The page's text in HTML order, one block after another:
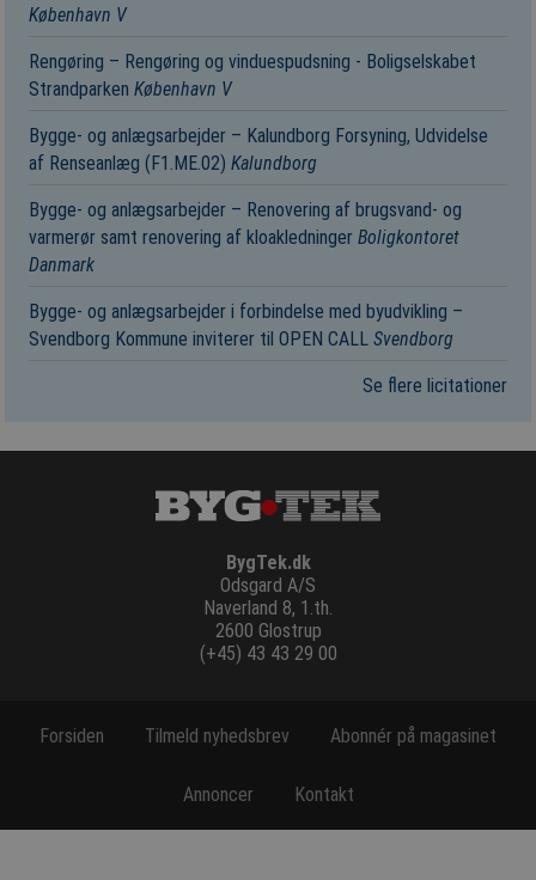
København V
Rengøring – Rengøring og vinduespudsning - Boligselskabet
StrandparkenKøbenhavn V
Bygge- og anlægsarbejder – Kalundborg Forsyning, Udvidelse
af Renseanlæg (F1.ME.02)Kalundborg
Bygge- og anlægsarbejder – Renovering af brugsvand- og
varmerør samt renovering af kloakledningerBoligkontoret
Danmark
Bygge- og anlægsarbejder i forbindelse med byudvikling –
Svendborg Kommune inviterer til OPEN CALLSvendborg
Se flere licitationer
BygTek.dk
Odsgard A/S
Naverland 8, 1.th.
2600 Glostrup
(+45) 43 43 29 00
Forsiden Tilmeld nyhedsbrev Abonnér på magasinet
Annoncer Kontakt